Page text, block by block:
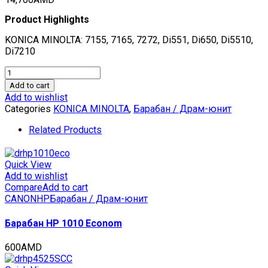
Product Highlights
KONICA MINOLTA: 7155, 7165, 7272, Di551, Di650, Di5510,
Di7210
Барабан
(Япония)
для
KONICA
MINOLTA
Di551/650
250000
стр.,
CET2757
quantity
Add to cart
Add to wishlist
Categories KONICA MINOLTA, Барабан / Драм-юнит
Related Products
Quick View
Add to wishlist
CompareAdd to cart
CANON HP Барабан / Драм-юнит
Барабан HP 1010 Econom
600AMD